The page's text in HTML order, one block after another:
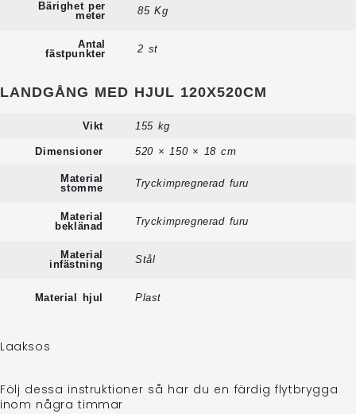
Bärighet per
meter
85 Kg
Antal
fästpunkter
2 st
LANDGÅNG MED HJUL 120X520CM
Vikt 155 kg
Dimensioner 520 × 150 × 18 cm
Material
stomme
Tryckimpregnerad furu
Material
beklänad
Tryckimpregnerad furu
Material
infästning
Stål
Material hjul Plast
Laaksos
Följ dessa instruktioner så har du en färdig flytbrygga
inom några timmar